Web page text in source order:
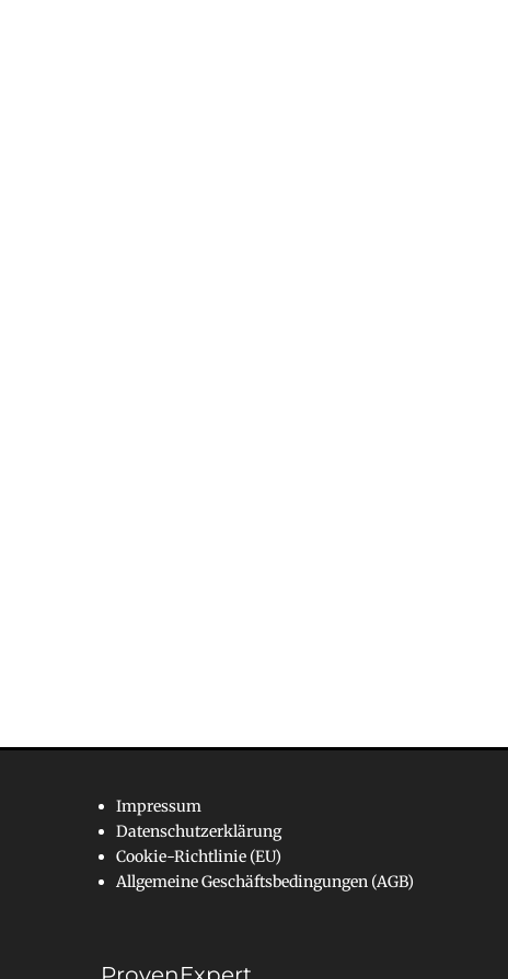
Impressum
Datenschutzerklärung
Cookie-Richtlinie (EU)
Allgemeine Geschäftsbedingungen (AGB)